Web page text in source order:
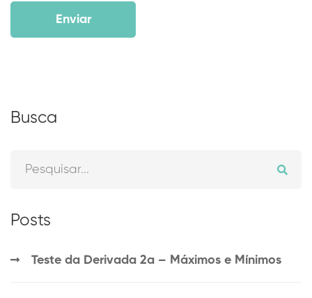
Busca
Posts
Teste da Derivada 2a – Máximos e Mínimos